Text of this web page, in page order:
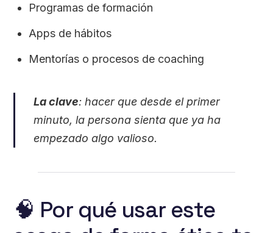
Programas de formación
Apps de hábitos
Mentorías o procesos de coaching
La clave: hacer que desde el primer
minuto, la persona sienta que ya ha
empezado algo valioso.
🧠 Por qué usar este